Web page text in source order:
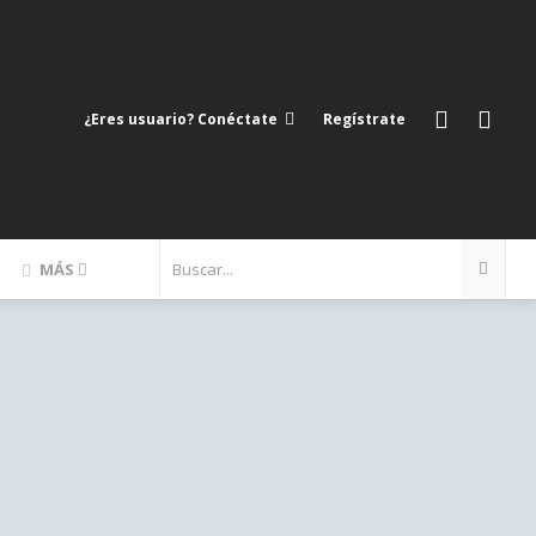
¿Eres usuario? Conéctate Regístrate
MÁS